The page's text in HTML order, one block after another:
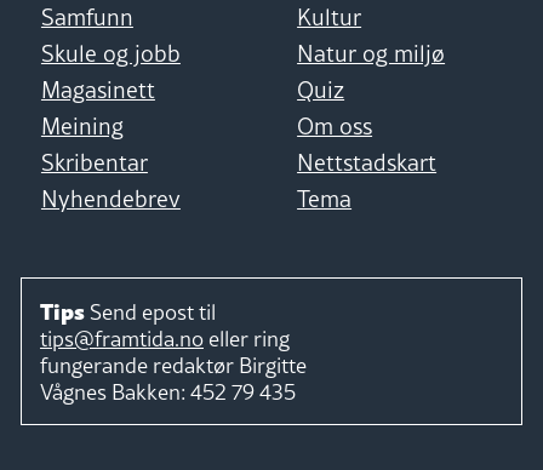
Samfunn
Kultur
Skule og jobb
Natur og miljø
Magasinett
Quiz
Meining
Om oss
Skribentar
Nettstadskart
Nyhendebrev
Tema
Tips Send epost til
tips@framtida.no eller ring
fungerande redaktør Birgitte
Vågnes Bakken: 452 79 435